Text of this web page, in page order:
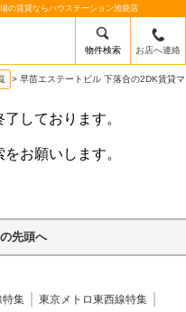
の賃貸ならハウステーション池袋店
head-logo.png
物件検索 お店へ連絡
> 早苗エステートビル 下落合の2DK賃貸
しております。
お願いします。
先頭へ
特集
東京メトロ東西線特集